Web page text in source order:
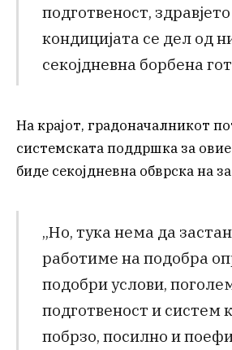
подготвеност,
кондицијата се дел од
секојдневна борбена
На крајот, градоначалникот
системската поддршка за
биде секојдневна обврска на
„Но, тука нема да
работиме на подобра
подобри услови,
подготвеност и систем
побрзо, посилно и